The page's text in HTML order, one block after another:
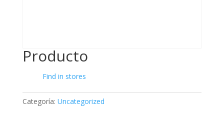
Producto
Find in stores
Categoría: Uncategorized